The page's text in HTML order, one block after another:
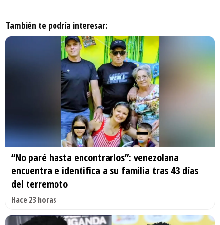
También te podría interesar:
“No paré hasta encontrarlos”: venezolana
encuentra e identifica a su familia tras 43 días
del terremoto
Hace 23 horas